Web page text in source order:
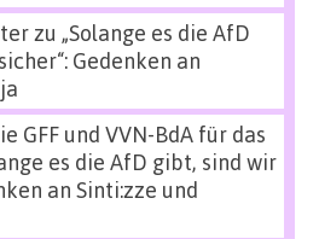
zu „Solange es die AfD
Gedenken an
GFF und VVN-BdA für das
es die AfD gibt, sind wir
an Sinti:zze und